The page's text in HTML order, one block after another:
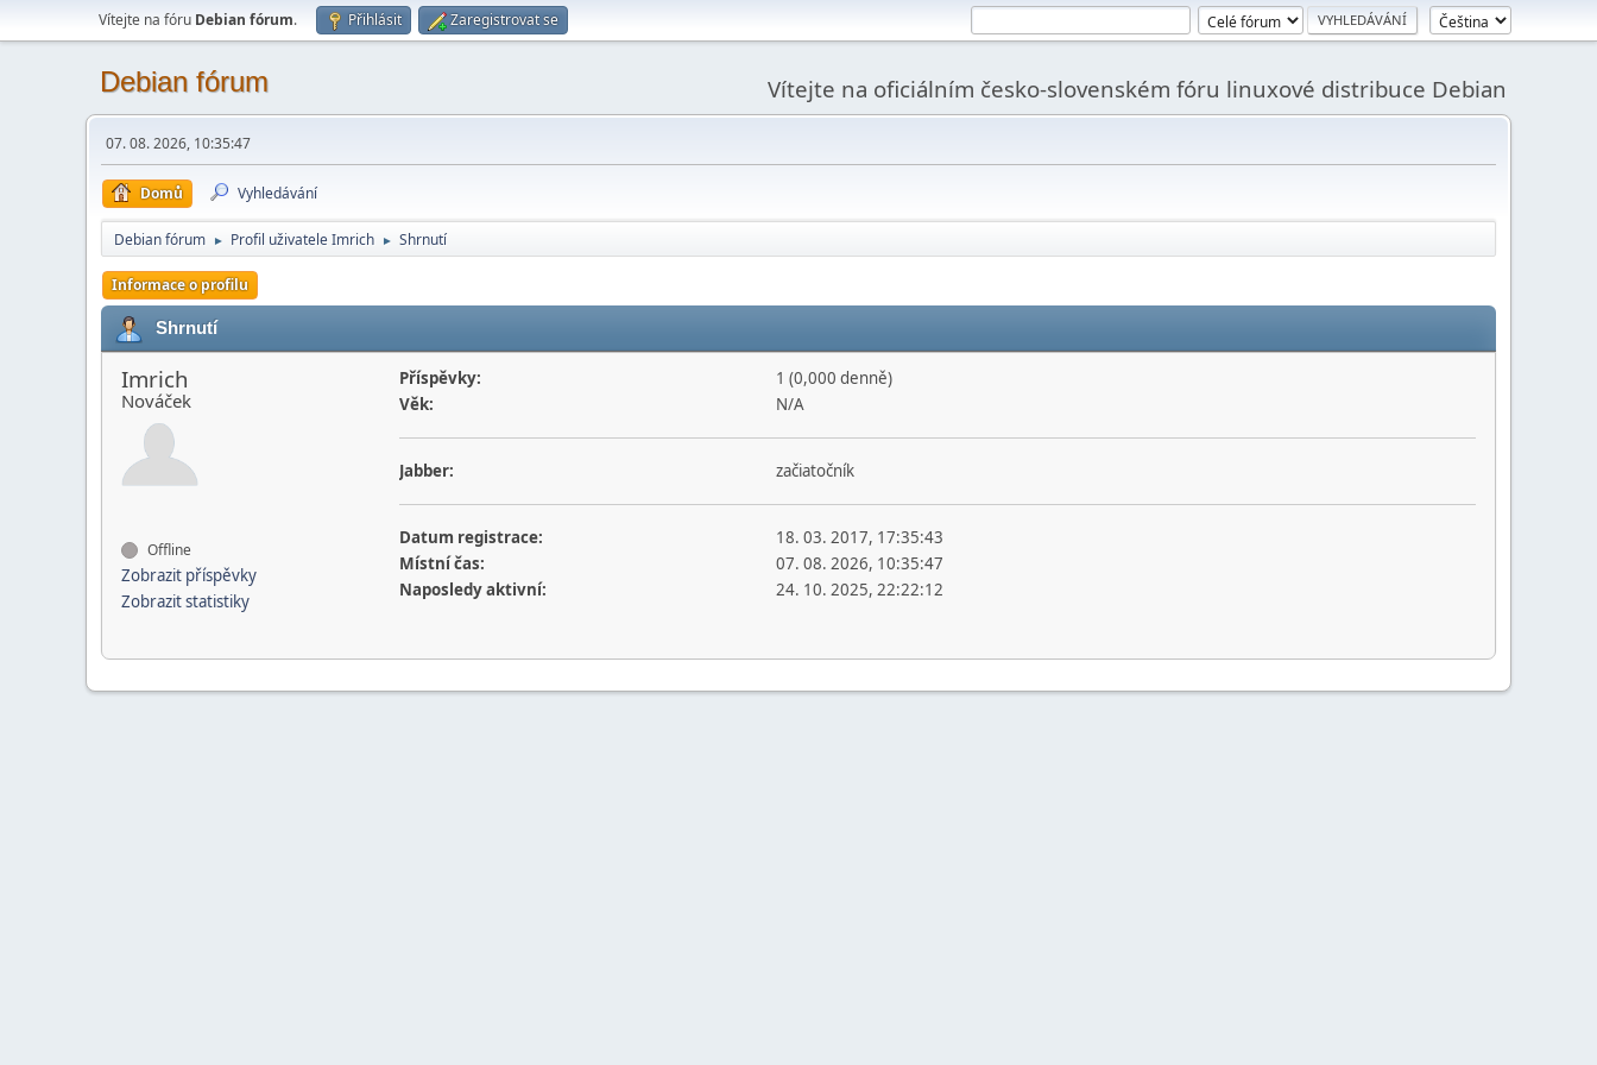
Vítejte na fóru Debian fórum. Přihlásit Zaregistrovat se
Debian fórum Vítejte na oficiálním česko-slovenském fóru linuxové distribuce Debian
07. 08. 2026, 10:35:47
Domů Vyhledávání
Debian fórum ► Profil uživatele Imrich ► Shrnutí
Informace o profilu
Shrnutí
Imrich
Nováček
Offline
Zobrazit příspěvky
Zobrazit statistiky
Příspěvky:
1 (0,000 denně)
Věk:
N/A
Jabber: začiatočník
Datum registrace:
18. 03. 2017, 17:35:43
Místní čas:
07. 08. 2026, 10:35:47
Naposledy aktivní:
24. 10. 2025, 22:22:12